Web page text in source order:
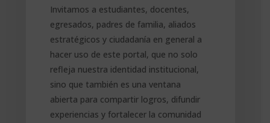
Invitamos a estudiantes, docentes,
egresados, padres de familia, aliados
estratégicos y ciudadanía en general a
hacer uso de este portal, que no solo
refleja nuestra identidad institucional,
sino que también es una ventana
abierta para compartir logros, difundir
experiencias y fortalecer la comunidad